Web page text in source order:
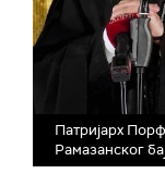
Патријарх
Рамазанског